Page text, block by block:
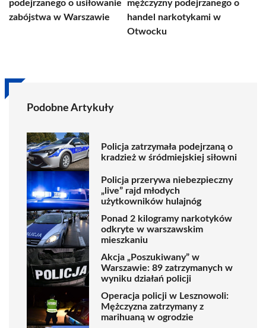
podejrzanego o usiłowanie
zabójstwa w Warszawie
mężczyzny podejrzanego o
handel narkotykami w
Otwocku
Podobne Artykuły
Policja zatrzymała podejrzaną o
kradzież w śródmiejskiej siłowni
Policja przerywa niebezpieczny
„live” rajd młodych
użytkowników hulajnóg
Ponad 2 kilogramy narkotyków
odkryte w warszawskim
mieszkaniu
Akcja „Poszukiwany” w
Warszawie: 89 zatrzymanych w
wyniku działań policji
Operacja policji w Lesznowoli:
Mężczyzna zatrzymany z
marihuaną w ogrodzie